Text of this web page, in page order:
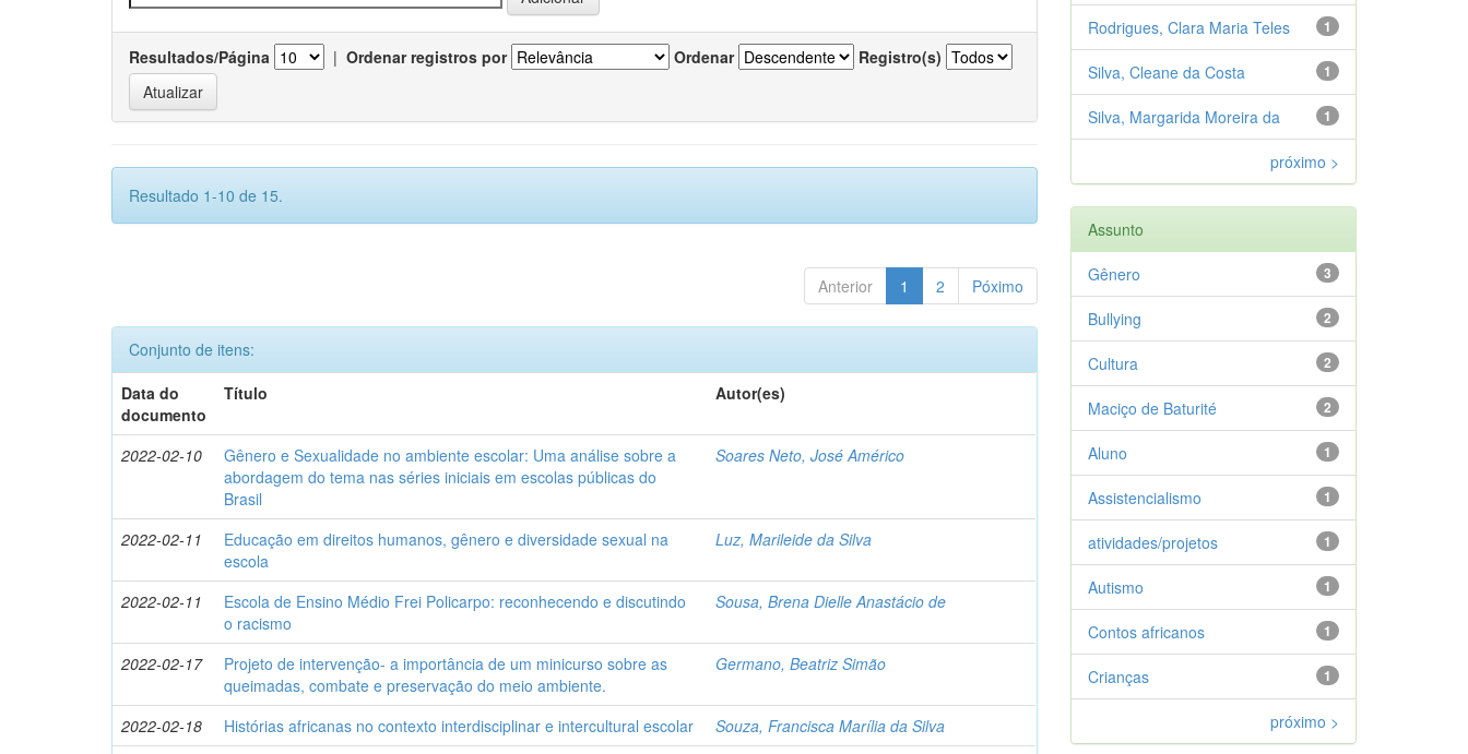
Resultados/Página | Ordenar registros por Ordenar Registro(s)
Resultado 1-10 de 15.
Anterior 1 2 Póximo
Conjunto de itens:
Data do
documento
Título Autor(es)
2022-02-10
Gênero e Sexualidade no ambiente escolar: Uma análise sobre a
abordagem do tema nas séries iniciais em escolas públicas do
Brasil
Soares Neto, José Américo
2022-02-11
Educação em direitos humanos, gênero e diversidade sexual na
escola
Luz, Marileide da Silva
2022-02-11
Escola de Ensino Médio Frei Policarpo: reconhecendo e discutindo
o racismo
Sousa, Brena Dielle Anastácio de
2022-02-17
Projeto de intervenção- a importância de um minicurso sobre as
queimadas, combate e preservação do meio ambiente.
Germano, Beatriz Simão
2022-02-18 Histórias africanas no contexto interdisciplinar e intercultural escolar
Souza, Francisca Marília da Silva
1
Rodrigues, Clara Maria Teles
1
Silva, Cleane da Costa
1
Silva, Margarida Moreira da
próximo >
Assunto
3
Gênero
2
Bullying
2
Cultura
2
Maciço de Baturité
1
Aluno
1
Assistencialismo
1
atividades/projetos
1
Autismo
1
Contos africanos
1
Crianças
próximo >